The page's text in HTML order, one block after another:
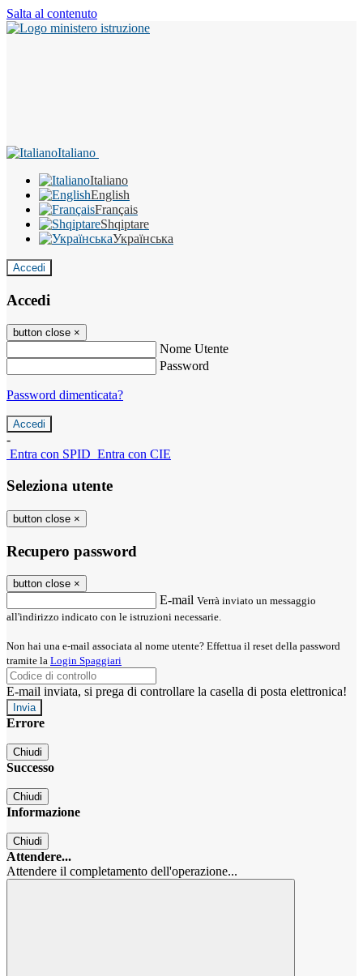
Salta al contenuto
Italiano
Italiano
English
Français
Shqiptare
Українська
Accedi
Accedi
button close ×
Nome Utente
Password
Password dimenticata?
-
Entra con SPID Entra con CIE
Seleziona utente
button close ×
Recupero password
button close ×
E-mail Verrà inviato un messaggio
all'indirizzo indicato con le istruzioni necessarie.
Non hai una e-mail associata al nome utente? Effettua il reset della password
tramite la Login Spaggiari
E-mail inviata, si prega di controllare la casella di posta elettronica!
Errore
Chiudi
Successo
Chiudi
Informazione
Chiudi
Attendere...
Attendere il completamento dell'operazione...